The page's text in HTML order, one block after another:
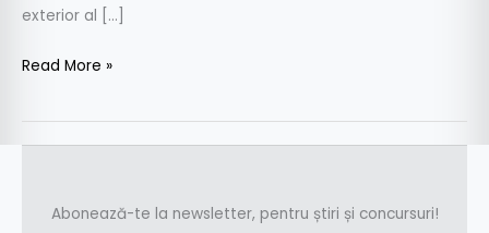
exterior al […]
Read More »
Abonează-te la newsletter, pentru știri și concursuri!